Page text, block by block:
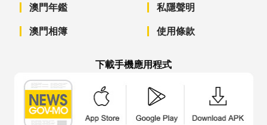
澳門年鑑
澳門相簿
私隱聲明
使用條款
下載手機應用程式